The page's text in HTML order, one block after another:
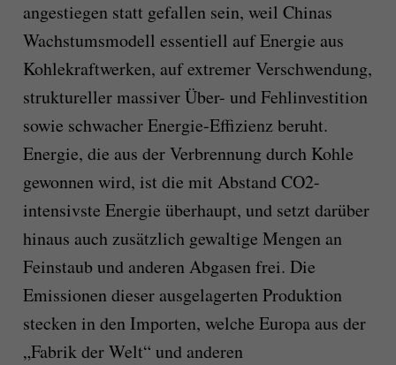
angestiegen statt gefallen sein, weil Chinas
Wachstumsmodell essentiell auf Energie aus
Kohlekraftwerken, auf extremer Verschwendung,
struktureller massiver Über- und Fehlinvestition
sowie schwacher Energie-Effizienz beruht.
Energie, die aus der Verbrennung durch Kohle
gewonnen wird, ist die mit Abstand CO2-
intensivste Energie überhaupt, und setzt darüber
hinaus auch zusätzlich gewaltige Mengen an
Feinstaub und anderen Abgasen frei. Die
Emissionen dieser ausgelagerten Produktion
stecken in den Importen, welche Europa aus der
„Fabrik der Welt“ und anderen